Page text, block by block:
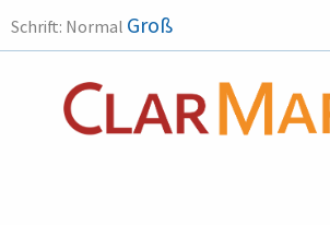
Schrift: Normal Groß